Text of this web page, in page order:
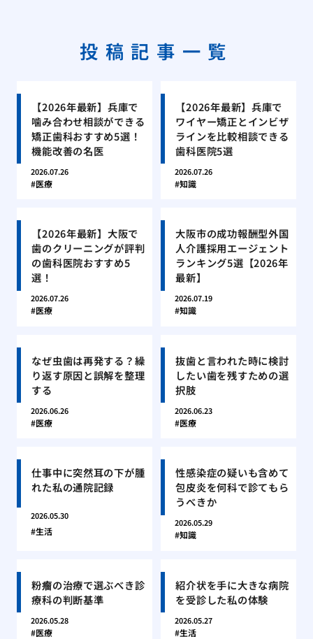
投稿記事一覧
【2026年最新】兵庫で
噛み合わせ相談ができる
矯正歯科おすすめ5選！
機能改善の名医
2026.07.26
医療
【2026年最新】兵庫で
ワイヤー矯正とインビザ
ラインを比較相談できる
歯科医院5選
2026.07.26
知識
【2026年最新】大阪で
歯のクリーニングが評判
の歯科医院おすすめ5
選！
2026.07.26
医療
大阪市の成功報酬型外国
人介護採用エージェント
ランキング5選【2026年
最新】
2026.07.19
知識
なぜ虫歯は再発する？繰
り返す原因と誤解を整理
する
2026.06.26
医療
抜歯と言われた時に検討
したい歯を残すための選
択肢
2026.06.23
医療
仕事中に突然耳の下が腫
れた私の通院記録
2026.05.30
生活
性感染症の疑いも含めて
包皮炎を何科で診てもら
うべきか
2026.05.29
知識
粉瘤の治療で選ぶべき診
療科の判断基準
2026.05.28
医療
紹介状を手に大きな病院
を受診した私の体験
2026.05.27
生活